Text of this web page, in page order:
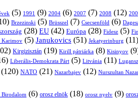
(5) 1991 (9) 2004 (6) 2007 (7) 2008 (12)
Brzezinski (5) Brüsszel (7) Csecsenföld (6)
(28) EU (42) Európa (28) Fidesz (5)
Karimov (5) Janukovics (51) Jekatyerinburg (11)
Kirgizisztán (19) Kirill pátriárka (8) Kisinyov
Liberális-Demokrata Párt (5) Litvánia (11)
(120) NATO (21) Nazarbajev (12) Nurszultan
Birodalom (6) orosz elnök (18) orosz nyelv (9)